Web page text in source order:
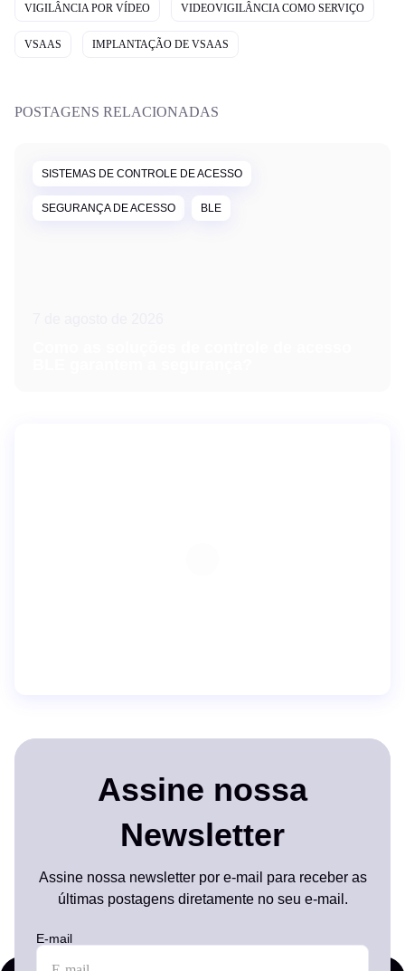
VIGILÂNCIA POR VÍDEO VIDEOVIGILÂNCIA COMO SERVIÇO
VSAAS IMPLANTAÇÃO DE VSAAS
POSTAGENS RELACIONADAS
SISTEMAS DE CONTROLE DE ACESSO
SEGURANÇA DE ACESSO BLE
Assine nossa
Newsletter
Assine nossa newsletter por e-mail para receber as
últimas postagens diretamente no seu e-mail.
E-mail